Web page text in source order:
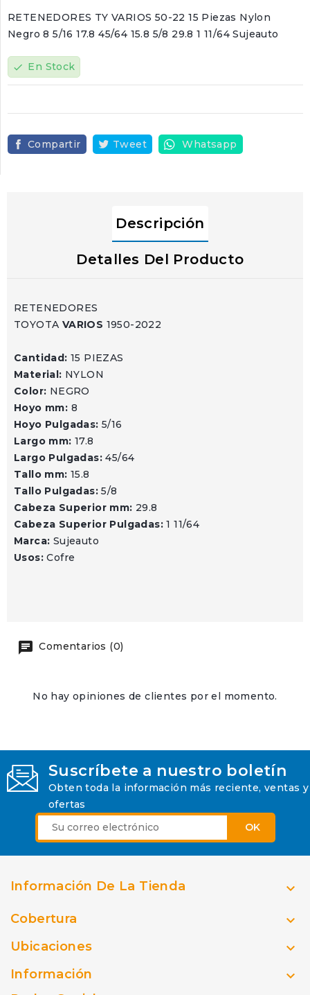
RETENEDORES TY VARIOS 50-22 15 Piezas Nylon
Negro 8 5/16 17.8 45/64 15.8 5/8 29.8 1 11/64 Sujeauto
check En Stock
Compartir Tweet Whatsapp
Descripción
Detalles Del Producto
RETENEDORES
TOYOTA VARIOS 1950-2022
Cantidad: 15 PIEZAS
Material: NYLON
Color: NEGRO
Hoyo mm: 8
Hoyo Pulgadas: 5/16
Largo mm: 17.8
Largo Pulgadas:45/64
Tallo mm: 15.8
Tallo Pulgadas:5/8
Cabeza Superior mm: 29.8
Cabeza Superior Pulgadas:1 11/64
Marca: Sujeauto
Usos: Cofre
Comentarios (0)
No hay opiniones de clientes por el momento.
Suscríbete a nuestro boletín
Obten toda la información más reciente, ventas y
ofertas
Información De La Tienda 
Cobertura 
Ubicaciones 
Información 